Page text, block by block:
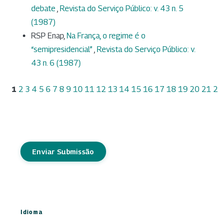
debate , Revista do Serviço Público: v. 43 n. 5
(1987)
RSP Enap, Na França, o regime é o
“semipresidencial” , Revista do Serviço Público: v.
43 n. 6 (1987)
1 2 3 4 5 6 7 8 9 10 11 12 13 14 15 16 17 18 19 20 21
Enviar Submissão
Idioma